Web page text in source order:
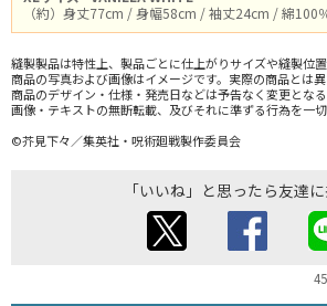
（約）身丈77cm / 身幅58cm / 袖丈24cm / 綿100
縫製製品は特性上、製品ごとに仕上がりサイズや縫製位
商品の写真および画像はイメージです。実際の商品とは異
商品のデザイン・仕様・発売日などは予告なく変更となる
画像・テキストの無断転載、及びそれに準ずる行為を一切
©芥見下々／集英社・呪術廻戦製作委員会
「いいね」と思ったら友達に